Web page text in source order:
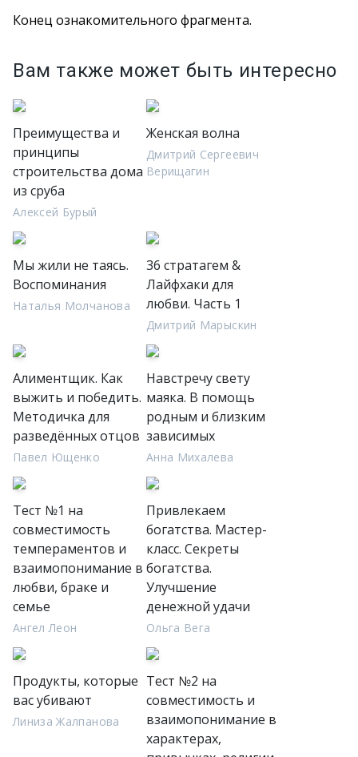
Конец ознакомительного фрагмента.
Вам также может быть интересно
Преимущества и
принципы
строительства дома
из сруба
Алексей Бурый
Женская волна
Дмитрий Сергеевич
Верищагин
Мы жили не таясь.
Воспоминания
Наталья Молчанова
36 стратагем &
Лайфхаки для
любви. Часть 1
Дмитрий Марыскин
Алиментщик. Как
выжить и победить.
Методичка для
разведённых отцов
Павел Ющенко
Навстречу свету
маяка. В помощь
родным и близким
зависимых
Анна Михалева
Тест №1 на
совместимость
темпераментов и
взаимопонимание в
любви, браке и
семье
Ангел Леон
Привлекаем
богатства. Мастер-
класс. Секреты
богатства.
Улучшение
денежной удачи
Ольга Вега
Продукты, которые
вас убивают
Линиза Жалпанова
Тест №2 на
совместимость и
взаимопонимание в
характерах,